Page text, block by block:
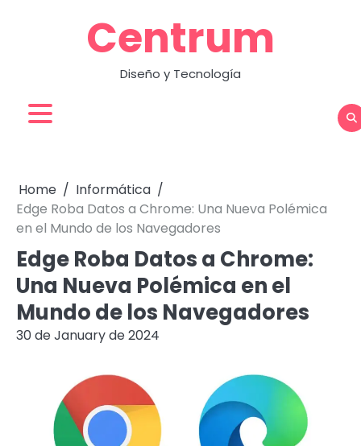
Centrum
Diseño y Tecnología
Home
Informática
Edge Roba Datos a Chrome: Una Nueva Polémica
en el Mundo de los Navegadores
Edge Roba Datos a Chrome:
Una Nueva Polémica en el
Mundo de los Navegadores
30 de January de 2024